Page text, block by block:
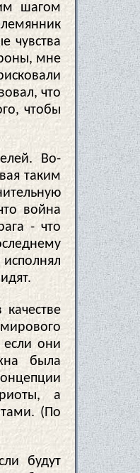
шагом
чувства
мне
что
чтобы
Во-
таким
война
- что
если они
была
а
(По
будут